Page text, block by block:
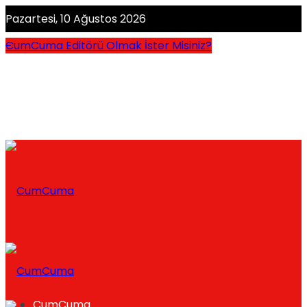
Pazartesi, 10 Ağustos 2026
CumCuma Editörü Olmak İster Misiniz?